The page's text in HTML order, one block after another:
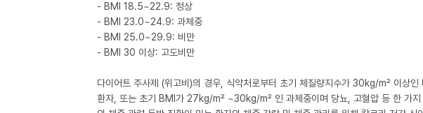
- BMI 18.5~22.9: 정상
- BMI 23.0~24.9: 과체중
- BMI 25.0~29.9: 비만
- BMI 30 이상: 고도비만
다이어트 주사제 (위고비)의 경우, 식약처로부터 초기 체질량지수가 30kg/m² 이상인
환자, 또는 초기 BMI가 27kg/m² ~30kg/m² 인 과체중이며 당뇨, 고혈압 등 한 가지